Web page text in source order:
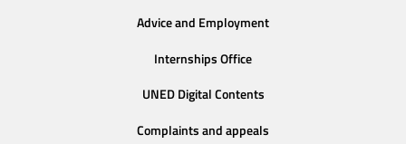
Advice and Employment
Internships Office
UNED Digital Contents
Complaints and appeals